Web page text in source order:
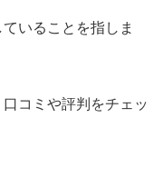
いることを指しま
コミや評判をチェッ